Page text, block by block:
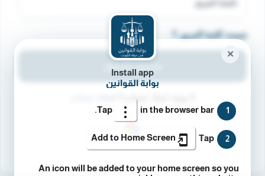
نسيت كلمة المرور ؟
تسجيل الدخول
لا يوجد لديك حساب؟
Install app
بوابة القوانين
1
Tap in the browser bar.
2
Tap
Add to Home Screen
An icon will be added to your home screen so you
✕